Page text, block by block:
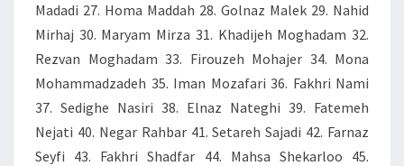
Madadi 27. Homa Maddah 28. Golnaz Malek 29. Nahid
Mirhaj 30. Maryam Mirza 31. Khadijeh Moghadam 32.
Rezvan Moghadam 33. Firouzeh Mohajer 34. Mona
Mohammadzadeh 35. Iman Mozafari 36. Fakhri Nami
37. Sedighe Nasiri 38. Elnaz Nateghi 39. Fatemeh
Nejati 40. Negar Rahbar 41. Setareh Sajadi 42. Farnaz
Seyfi 43. Fakhri Shadfar 44. Mahsa Shekarloo 45.